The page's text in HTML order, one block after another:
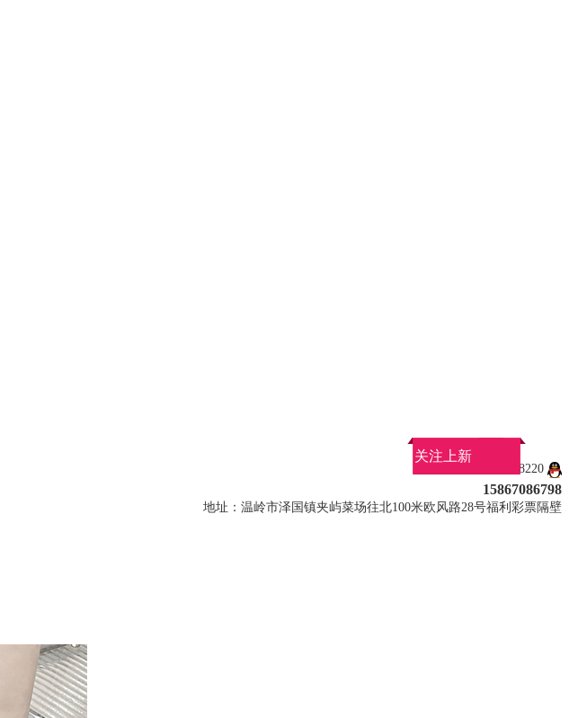
QQ：907858220
15867086798
地址：温岭市泽国镇夹屿菜场往北100米欧风路28号福利彩票隔壁
关注上新